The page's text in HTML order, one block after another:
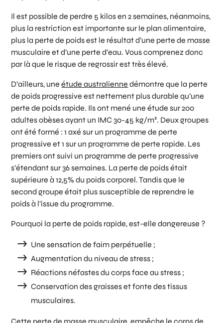
Il est possible de perdre 5 kilos en 2 semaines, néanmoins,
plus la restriction est importante sur le plan alimentaire,
plus la perte de poids est le résultat d’une perte de masse
musculaire et d’une perte d’eau. Vous comprenez donc
par là que le risque de regrossir est très élevé.
D’ailleurs, uneétude australienne démontre que la perte
de poids progressive est nettement plus durable qu’une
perte de poids rapide. Ils ont mené une étude sur 200
adultes obèses ayant un IMC 30-45 kg/m². Deux groupes
ont été formé : 1 axé sur un programme de perte
progressive et 1 sur un programme de perte rapide. Les
premiers ont suivi un programme de perte progressive
s’étendant sur 36 semaines. La perte de poids était
supérieure à 12,5% du poids corporel. Tandis que le
second groupe était plus susceptible de reprendre le
poids à l’issue du programme.
Pourquoi la perte de poids rapide, est-elle dangereuse ?
Une sensation de faim perpétuelle ;
Augmentation du niveau de stress ;
Réactions néfastes du corps face au stress ;
Conservation des graisses et fonte des tissus
musculaires.